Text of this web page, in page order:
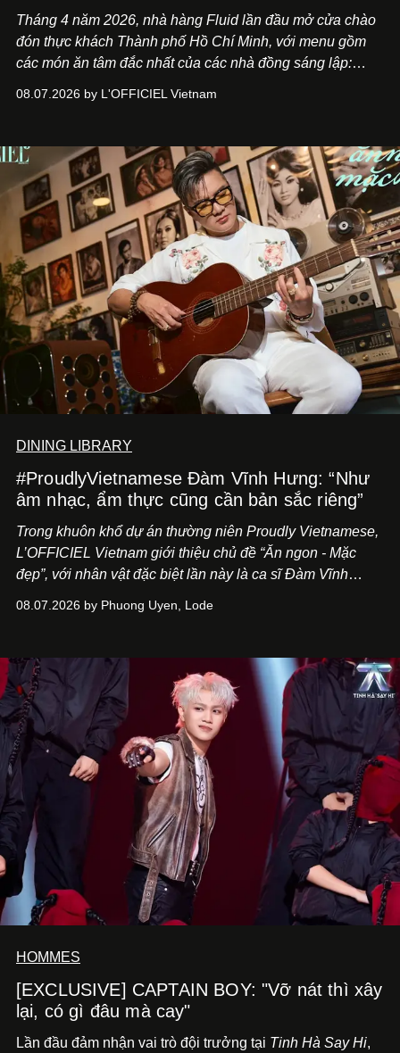
Tháng 4 năm 2026, nhà hàng Fluid lần đầu mở cửa chào
đón thực khách Thành phố Hồ Chí Minh, với menu gồm
các món ăn tâm đắc nhất của các nhà đồng sáng lập:
món ăn đa dạng từ Á đến Âu nhanh chóng được yêu thích
mang đến niềm vui cho thực khách.
08.07.2026 by L'OFFICIEL Vietnam
DINING LIBRARY
#ProudlyVietnamese Đàm Vĩnh Hưng: “Như
âm nhạc, ẩm thực cũng cần bản sắc riêng”
Trong khuôn khổ dự án thường niên Proudly Vietnamese,
L’OFFICIEL Vietnam giới thiệu chủ đề “Ăn ngon - Mặc
đẹp”, với nhân vật đặc biệt lần này là ca sĩ Đàm Vĩnh
Cà Phê Cà Pháo mang dấu ấn Indochine hoài niệm, thu
08.07.2026 by Phuong Uyen, Lode
HOMMES
[EXCLUSIVE] CAPTAIN BOY: "Vỡ nát thì xây
lại, có gì đâu mà cay"
Lần đầu đảm nhận vai trò đội trưởng tại Tinh Hà Say Hi,